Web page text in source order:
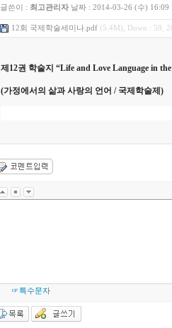
글쓴이 : 최고관리자 날짜 : 2014-03-26 (수) 16:09
12회 국제학술세미나.pdf (5.4M), Down : 59,
제 12권 학술지 “Life and Love Language in
(가정에서의 삶과 사랑의 언어 / 국제학술제 )
☞특수문자